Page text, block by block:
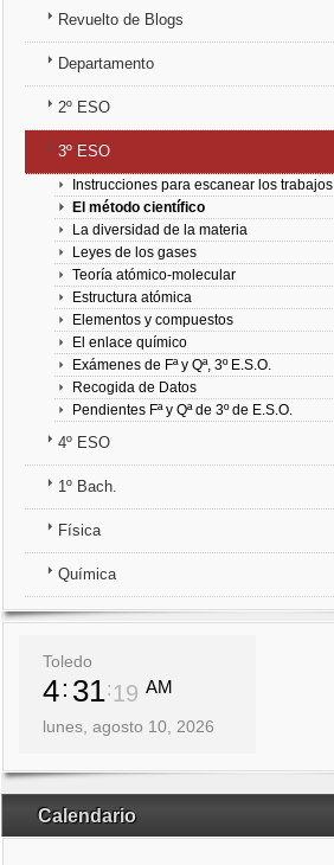
3º ESO
4º ESO
1º Bach.
Física
Química
Revuelto de Blogs
Departamento
2º ESO
3º ESO
Instrucciones para escanear los trabajos
El método científico
La diversidad de la materia
Leyes de los gases
Teoría atómico-molecular
Estructura atómica
Elementos y compuestos
El enlace químico
Exámenes de Fª y Qª, 3º E.S.O.
Recogida de Datos
Pendientes Fª y Qª de 3º de E.S.O.
4º ESO
1º Bach.
Física
Química
Toledo
4 31 19 AM
lunes, agosto 10, 2026
Calendario